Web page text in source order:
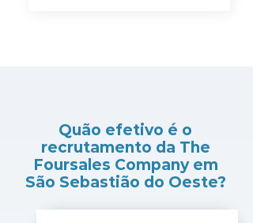
Quão efetivo é o
recrutamento da The
Foursales Company em
São Sebastião do Oeste?